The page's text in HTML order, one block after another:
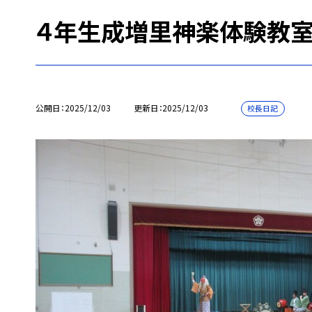
４年生成増里神楽体験教
公開日 2025/12/03 更新日 2025/12/03 校長日記